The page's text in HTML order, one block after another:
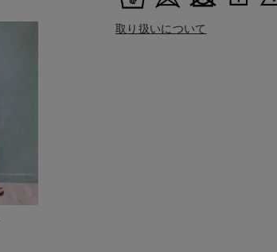
取り扱いについて